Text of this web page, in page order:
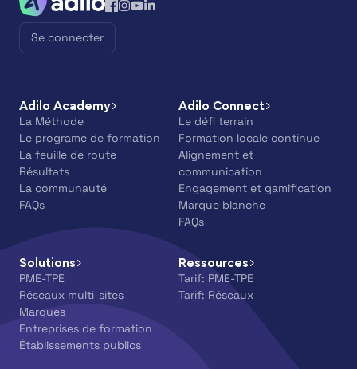
Se connecter
Adilo Academy
La Méthode
Le programe de formation
La feuille de route
Résultats
La communauté
FAQs
Adilo Connect
Le défi terrain
Formation locale continue
Alignement et
communication
Engagement et gamification
Marque blanche
FAQs
Solutions
PME-TPE
Réseaux multi-sites
Marques
Entreprises de formation
Établissements publics
Ressources
Tarif: PME-TPE
Tarif: Réseaux